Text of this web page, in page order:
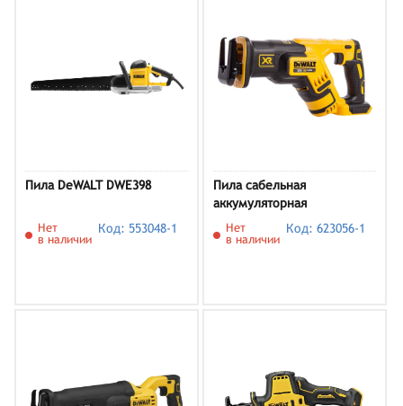
Пила DeWALT DWE398
Нет
в наличии
Код: 553048-1
Пила сабельная
аккумуляторная
бесщеточная DEWALT
DCS367N- XJ 18.0 В XR 0-
Нет
в наличии
Код: 623056-1